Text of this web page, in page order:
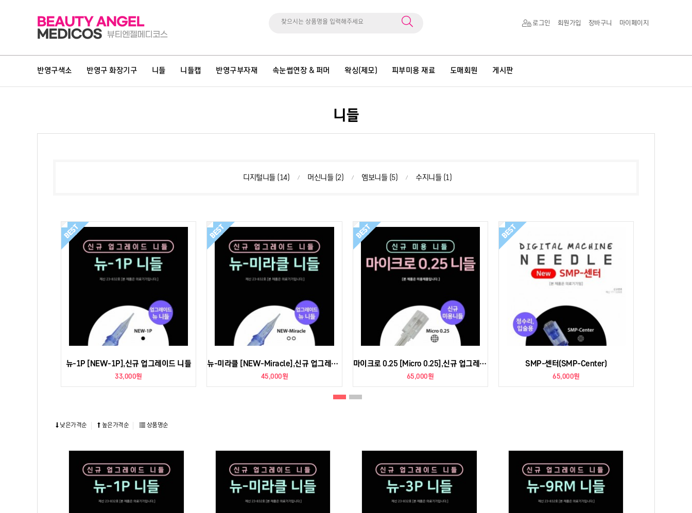
로그인 회원가입 장바구니 마이페이지
반영구색소 반영구 화장기구 니들 니들캡 반영구부자재 속눈썹연장 & 퍼머 왁싱(제모) 피부미용 재료 도매회원 게시판
니들
디지털니들 (14) 머신니들 (2) 엠보니들 (5) 수지니들 (1)
뉴-1P [NEW-1P],신규 업그레이드 니들
33,000원
뉴-미라클 [NEW-Miracle],신규 업그레이드 니들
45,000원
마이크로 0.25 [Micro 0.25],신규 업그레이드 니들
65,000원
SMP-센터(SMP-Center)
65,000원
낮은가격순 높은가격순 상품명순